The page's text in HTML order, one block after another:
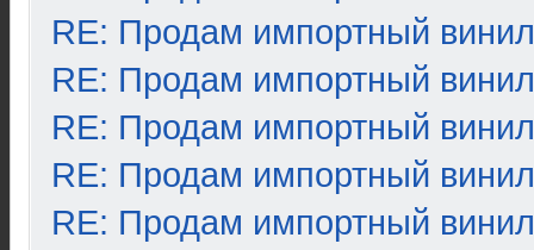
RE: Продам импортный винил
RE: Продам импортный винил
RE: Продам импортный винил
RE: Продам импортный винил
RE: Продам импортный винил